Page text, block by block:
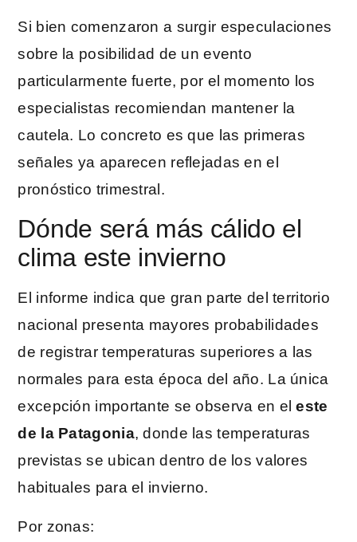
Si bien comenzaron a surgir especulaciones
sobre la posibilidad de un evento
particularmente fuerte, por el momento los
especialistas recomiendan mantener la
cautela. Lo concreto es que las primeras
señales ya aparecen reflejadas en el
pronóstico trimestral.
Dónde será más cálido el
clima este invierno
El informe indica que gran parte del territorio
nacional presenta mayores probabilidades
de registrar temperaturas superiores a las
normales para esta época del año. La única
excepción importante se observa en eleste
de la Patagonia, donde las temperaturas
previstas se ubican dentro de los valores
habituales para el invierno.
Por zonas: